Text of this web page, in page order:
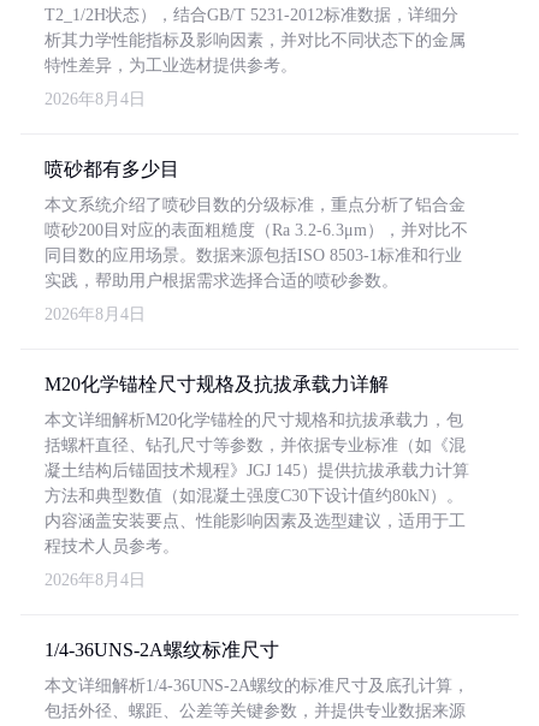
T2_1/2H状态），结合GB/T 5231-2012标准数据，详细分
析其力学性能指标及影响因素，并对比不同状态下的金属
特性差异，为工业选材提供参考。
2026年8月4日
喷砂都有多少目
本文系统介绍了喷砂目数的分级标准，重点分析了铝合金
喷砂200目对应的表面粗糙度（Ra 3.2-6.3μm），并对比不
同目数的应用场景。数据来源包括ISO 8503-1标准和行业
实践，帮助用户根据需求选择合适的喷砂参数。
2026年8月4日
M20化学锚栓尺寸规格及抗拔承载力详解
本文详细解析M20化学锚栓的尺寸规格和抗拔承载力，包
括螺杆直径、钻孔尺寸等参数，并依据专业标准（如《混
凝土结构后锚固技术规程》JGJ 145）提供抗拔承载力计算
方法和典型数值（如混凝土强度C30下设计值约80kN）。
内容涵盖安装要点、性能影响因素及选型建议，适用于工
程技术人员参考。
2026年8月4日
1/4-36UNS-2A螺纹标准尺寸
本文详细解析1/4-36UNS-2A螺纹的标准尺寸及底孔计算，
包括外径、螺距、公差等关键参数，并提供专业数据来源